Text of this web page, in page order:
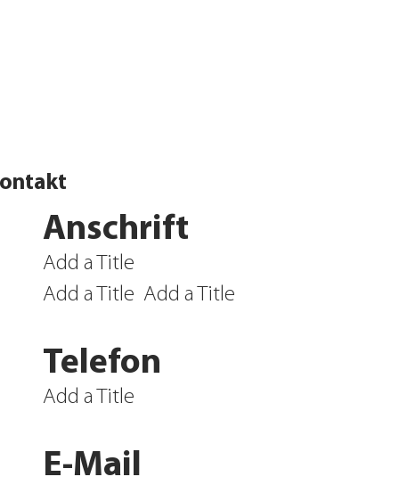
Add a Title
Telefon
E-Mail
Add a Title
Add a Title
Add a Title
Anschrift